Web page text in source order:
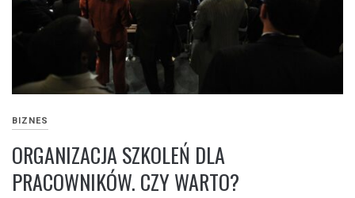
BIZNES
ORGANIZACJA SZKOLEŃ DLA
PRACOWNIKÓW. CZY WARTO?